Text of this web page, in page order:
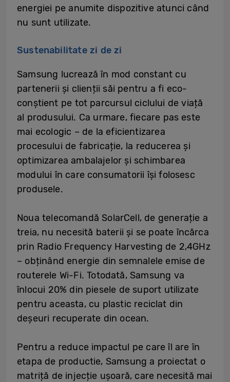
energiei pe anumite dispozitive atunci când
nu sunt utilizate.
Sustenabilitate zi de zi
Samsung lucrează în mod constant cu
partenerii și clienții săi pentru a fi eco-
conștient pe tot parcursul ciclului de viață
al produsului. Ca urmare, fiecare pas este
mai ecologic – de la eficientizarea
procesului de fabricație, la reducerea și
optimizarea ambalajelor și schimbarea
modului în care consumatorii își folosesc
produsele.
Noua telecomandă SolarCell, de generație a
treia, nu necesită baterii și se poate încărca
prin Radio Frequency Harvesting de 2,4GHz
– obținând energie din semnalele emise de
routerele Wi-Fi. Totodată, Samsung va
înlocui 20% din piesele de suport utilizate
pentru aceasta, cu plastic reciclat din
deșeuri recuperate din ocean.
Pentru a reduce impactul pe care îl are în
etapa de productie, Samsung a proiectat o
matriță de injecție ușoară, care necesită mai